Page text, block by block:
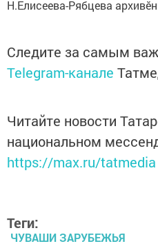
Н.Елисеева-Рябцева
Следите за самым
Telegram-канале
Читайте новости
национальном
https://max.ru/tatmedia
Теги:
ЧУВАШИ ЗАРУБЕЖЬЯ